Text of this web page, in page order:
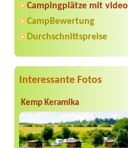
Campingplätze mit video
CampBewertung
Durchschnittspreise
Interessante Fotos
Kemp Keramika